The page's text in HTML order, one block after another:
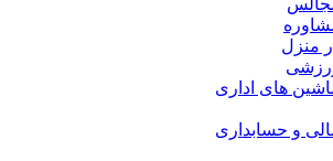
منزل
های اداری
و حسابداری